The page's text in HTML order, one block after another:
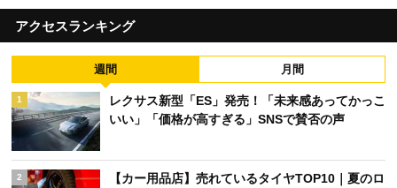
アクセスランキング
週間 月間
1
レクサス新型「ES」発売！「未来感あってかっこ
いい」「価格が高すぎる」SNSで賛否の声
2
【カー用品店】売れているタイヤTOP10｜夏のロ